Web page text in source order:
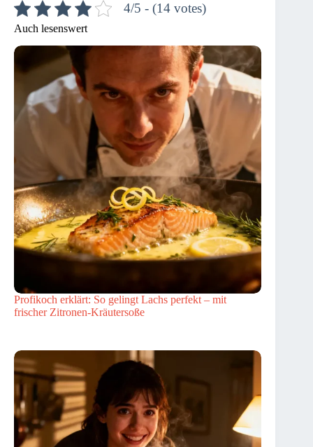
4/5 - (14 votes)
Auch lesenswert
Profikoch erklärt: So gelingt Lachs perfekt – mit
frischer Zitronen-Kräutersoße